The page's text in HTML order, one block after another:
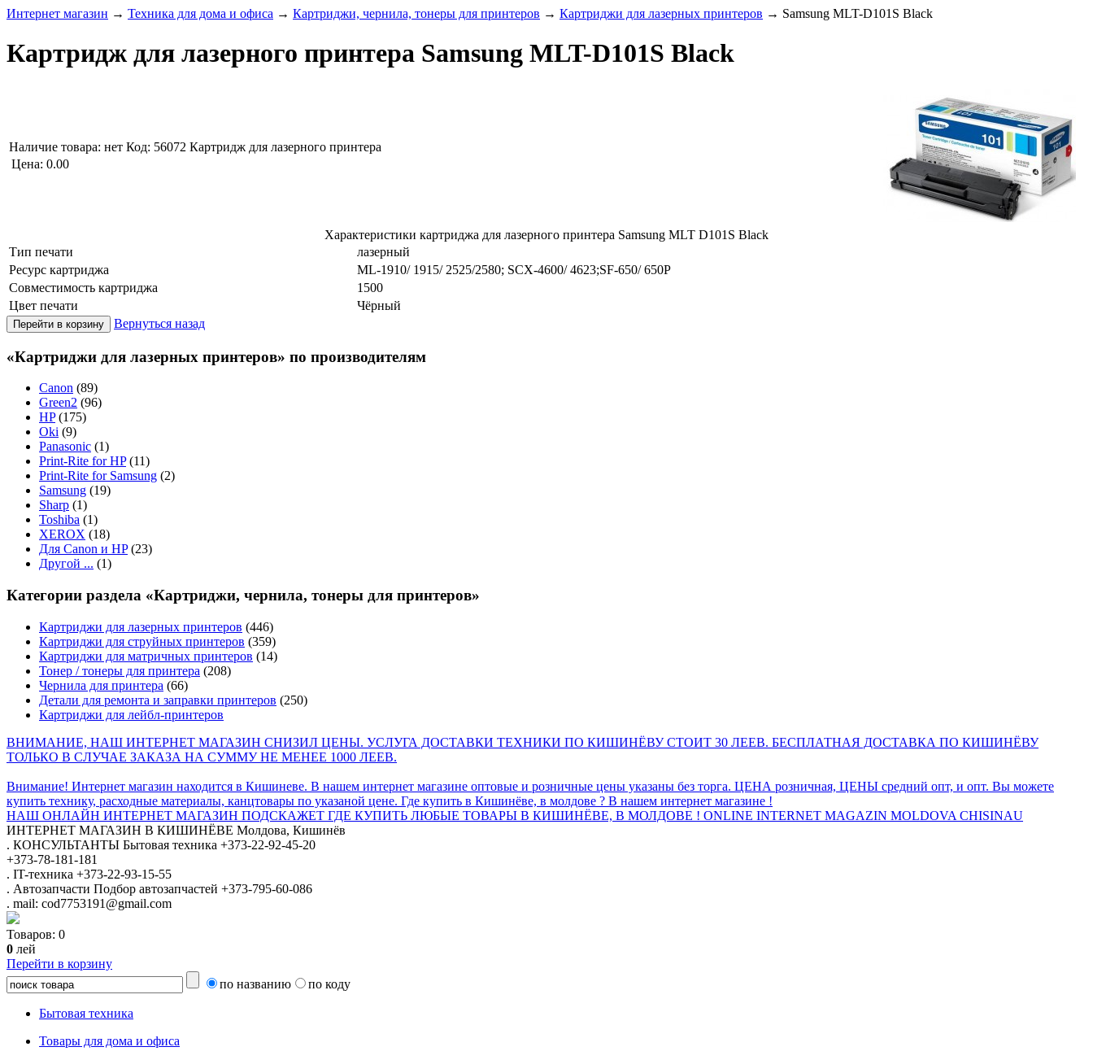
Интернет магазин → Техника для дома и офиса → Картриджи, чернила, тонеры для принтеров → Картриджи для лазерных принтеров → Samsung MLT-D101S Black
Картридж для лазерного принтера Samsung MLT-D101S Black
Наличие товара: нет Код: 56072 Картридж для лазерного принтера
Цена: 0.00
Характеристики картриджа для лазерного принтера Samsung MLT D101S Black
Тип печати
лазерный
Ресурс картриджа
ML-1910/ 1915/ 2525/2580; SCX-4600/ 4623;SF-650/ 650P
Совместимость картриджа
1500
Цвет печати
Чёрный
Вернуться назад
«Картриджи для лазерных принтеров» по производителям
Canon (89)
Green2 (96)
HP(175)
Oki (9)
Panasonic (1)
Print-Rite for HP(11)
Print-Rite for Samsung (2)
Samsung (19)
Sharp (1)
Toshiba (1)
XEROX (18)
Для Canon и HP(23)
Другой ... (1)
Категории раздела «Картриджи, чернила, тонеры для принтеров»
Картриджи для лазерных принтеров (446)
Картриджи для струйных принтеров (359)
Картриджи для матричных принтеров (14)
Тонер / тонеры для принтера (208)
Чернила для принтера (66)
Детали для ремонта и заправки принтеров (250)
Картриджи для лейбл-принтеров
ВНИМАНИЕ, НАШ ИНТЕРНЕТ МАГАЗИН СНИЗИЛ ЦЕНЫ. УСЛУГА ДОСТАВКИ ТЕХНИКИ ПО КИШИНЁВУ СТОИТ 30 ЛЕЕВ. БЕСПЛАТНАЯ ДОСТАВКА ПО КИШИНЁВУ
ТОЛЬКО В СЛУЧАЕ ЗАКАЗА НА СУММУ НЕ МЕНЕЕ 1000 ЛЕЕВ.
Внимание! Интернет магазин находится в Кишиневе. В нашем интернет магазине оптовые и розничные цены указаны без торга. ЦЕНА розничная, ЦЕНЫ средний опт, и опт. Вы можете
купить технику, расходные материалы, канцтовары по указаной цене. Где купить в Кишинёве, в молдове ? В нашем интернет магазине !
НАШ ОНЛАЙН ИНТЕРНЕТ МАГАЗИН ПОДСКАЖЕТ ГДЕ КУПИТЬ ЛЮБЫЕ ТОВАРЫ В КИШИНЁВЕ, В МОЛДОВЕ ! ONLINE INTERNET MAGAZIN MOLDOVA CHISINAU
ИНТЕРНЕТ МАГАЗИН В КИШИНЁВЕ Молдова, Кишинёв
. КОНСУЛЬТАНТЫ Бытовая техника +373-22-92-45-20
+373-78-181-181
. IT-техника +373-22-93-15-55
. Автозапчасти Подбор автозапчастей +373-795-60-086
. mail: cod7753191@gmail.com
Товаров: 0
0 лей
Перейти в корзину
по названию
по коду
Бытовая техника
Товары для дома и офиса